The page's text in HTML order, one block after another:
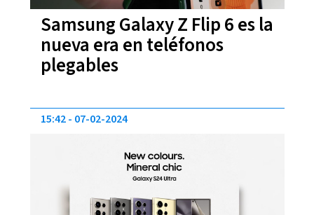
Samsung Galaxy Z Flip 6 es la
nueva era en teléfonos
plegables
15:42 07-02-2024